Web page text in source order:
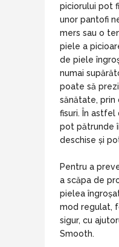
piciorului pot
unor pantofi
mers sau o
piele a
de piele
numai
poate să
sănătate, prin
fisuri. În astfel
pot pătrunde
deschise și
Pentru a
a scăpa de
pielea
mod regulat,
sigur, cu
Smooth.